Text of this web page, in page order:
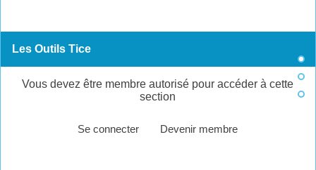
Les Outils Tice
Vous devez être membre autorisé pour accéder à cette
section
Se connecter Devenir membre